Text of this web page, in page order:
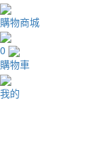
購物商城
0
購物車
我的